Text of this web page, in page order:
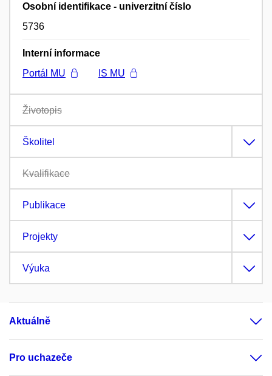
Osobní identifikace - univerzitní číslo
5736
Interní informace
Portál MU
IS MU
Životopis
Školitel
Kvalifikace
Publikace
Projekty
Výuka
Aktuálně
Pro uchazeče